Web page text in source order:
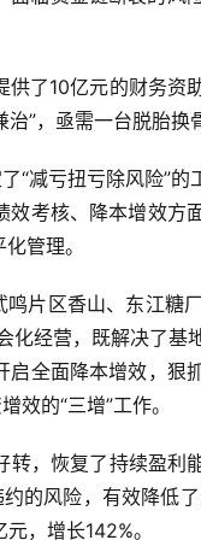
了10亿元的财务资
”，亟需一台脱胎换
“减亏扭亏除风险”
考核、降本增效方
管理。
片区香山、东江糖
经营，既解决了基
全面降本增效，狠
效的“三增”工作。
，恢复了持续盈利
的风险，有效降低
，增长142%。